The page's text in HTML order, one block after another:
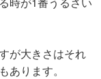
が大きさはそれ
ります。